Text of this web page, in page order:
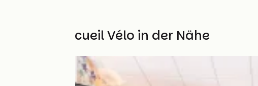
Weitere Accueil Vélo in der Nähe